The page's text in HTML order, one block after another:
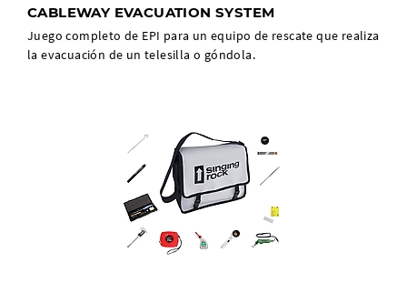
CABLEWAY EVACUATION SYSTEM
Juego completo de EPI para un equipo de rescate que realiza
la evacuación de un telesilla o góndola.